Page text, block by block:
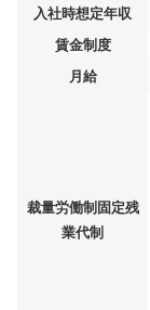
入社時想定年収
賃金制度
月給
裁量労働制固定残
業代制